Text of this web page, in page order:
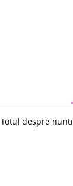
Totul despre nunti